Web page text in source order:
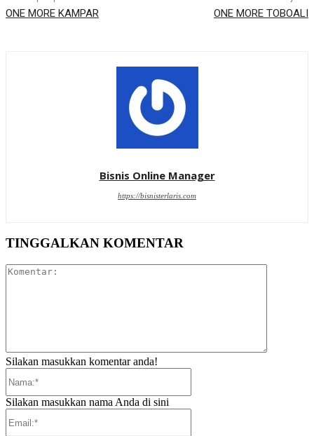
ONE MORE KAMPAR ONE MORE TOBOALI
Bisnis Online Manager
https://bisnisterlaris.com
TINGGALKAN KOMENTAR
Silakan masukkan komentar anda!
Silakan masukkan nama Anda di sini